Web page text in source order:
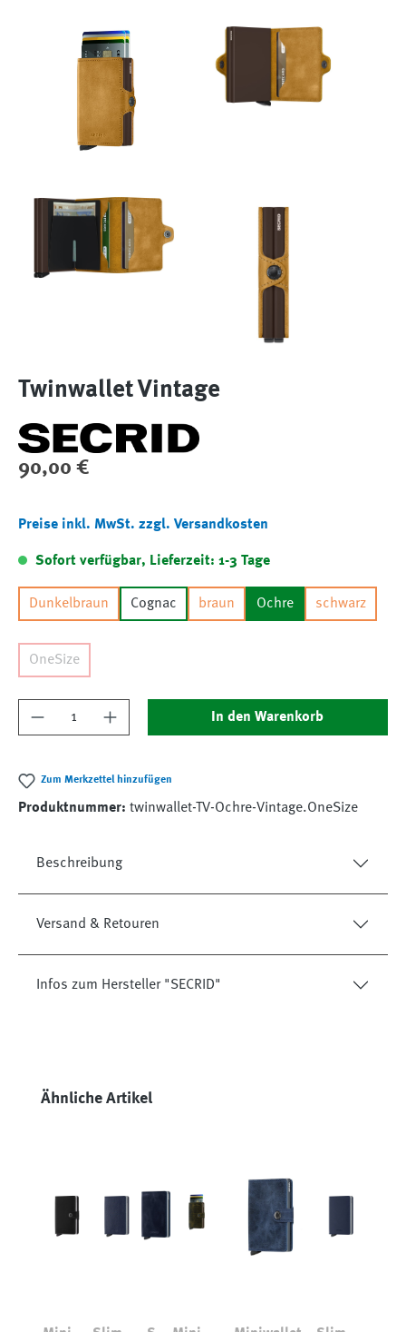
Twinwallet Vintage
Regulärer Preis:
90,00 €
Preise inkl. MwSt. zzgl. Versandkosten
Sofort verfügbar, Lieferzeit: 1-3 Tage
Dunkelbraun Cognac braun Ochre schwarz
OneSize
Produkt Anzahl: Gib den gewünschten Wert
In den Warenkorb
Zum Merkzettel hinzufügen
Produktnummer: twinwallet-TV-Ochre-Vintage.OneSize
Beschreibung
Versand & Retouren
Infos zum Hersteller "SECRID"
Produktgalerie überspringen
Ähnliche Artikel